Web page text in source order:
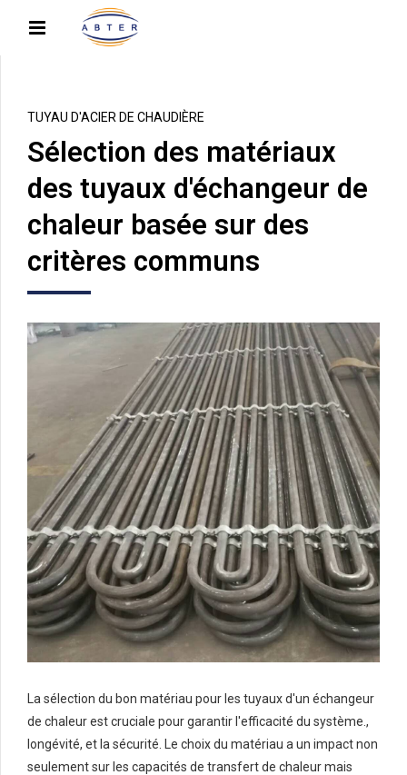
TUYAU D'ACIER DE CHAUDIÈRE
Sélection des matériaux
des tuyaux d'échangeur de
chaleur basée sur des
critères communs
La sélection du bon matériau pour les tuyaux d'un échangeur
de chaleur est cruciale pour garantir l'efficacité du système.,
longévité, et la sécurité. Le choix du matériau a un impact non
seulement sur les capacités de transfert de chaleur mais